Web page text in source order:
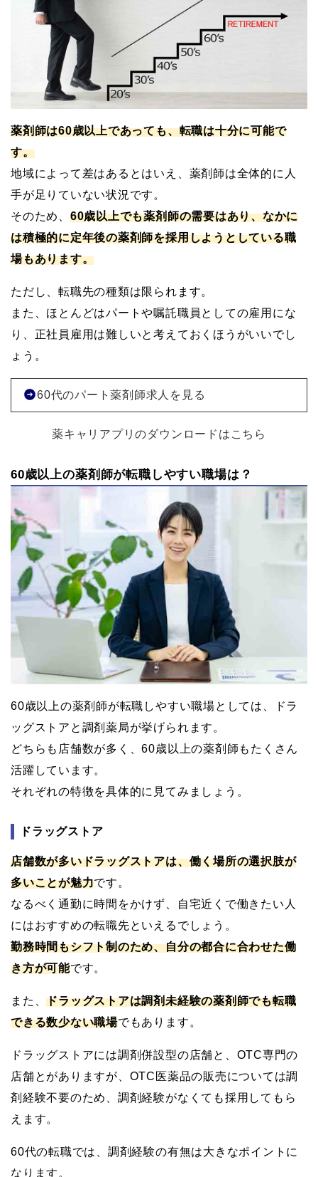
薬剤師は60歳以上であっても、転職は十分に可能で
す。
地域によって差はあるとはいえ、薬剤師は全体的に人
手が足りていない状況です。
そのため、 60歳以上でも薬剤師の需要はあり、なかに
は積極的に定年後の薬剤師を採用しようとしている職
場もあります。
ただし、転職先の種類は限られます。
また、ほとんどはパートや嘱託職員としての雇用にな
り、正社員雇用は難しいと考えておくほうがいいでし
ょう。
60代のパート薬剤師求人を見る
薬キャリアプリのダウンロードはこちら
60歳以上の薬剤師が転職しやすい職場は？
60歳以上の薬剤師が転職しやすい職場としては、ドラ
ッグストアと調剤薬局が挙げられます。
どちらも店舗数が多く、60歳以上の薬剤師もたくさん
活躍しています。
それぞれの特徴を具体的に見てみましょう。
ドラッグストア
店舗数が多いドラッグストアは、働く場所の選択肢が
多いことが魅力です。
なるべく通勤に時間をかけず、自宅近くで働きたい人
にはおすすめの転職先といえるでしょう。
勤務時間もシフト制のため、自分の都合に合わせた働
き方が可能です。
また、ドラッグストアは調剤未経験の薬剤師でも転職
できる数少ない職場でもあります。
ドラッグストアには調剤併設型の店舗と、OTC専門の
店舗とがありますが、OTC医薬品の販売については調
剤経験不要のため、調剤経験がなくても採用してもら
えます。
60代の転職では、調剤経験の有無は大きなポイントに
なります。